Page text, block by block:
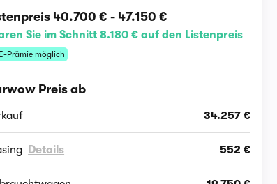
40.700 € - 47.150 €
Sie im Schnitt 8.180 € auf den Listenpreis
E-Prämie möglich
Preis ab
34.257 €
Details 552 €